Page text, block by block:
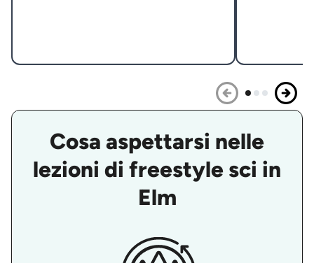
Cosa aspettarsi nelle
lezioni di freestyle sci in
Elm